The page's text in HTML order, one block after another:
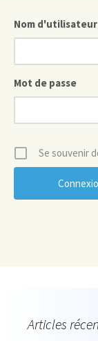
Nom d'utilisateur
Mot de passe
Se souvenir
Articles